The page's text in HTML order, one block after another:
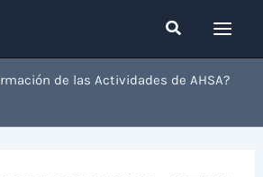
Buscar
de las Actividades de AHSA?